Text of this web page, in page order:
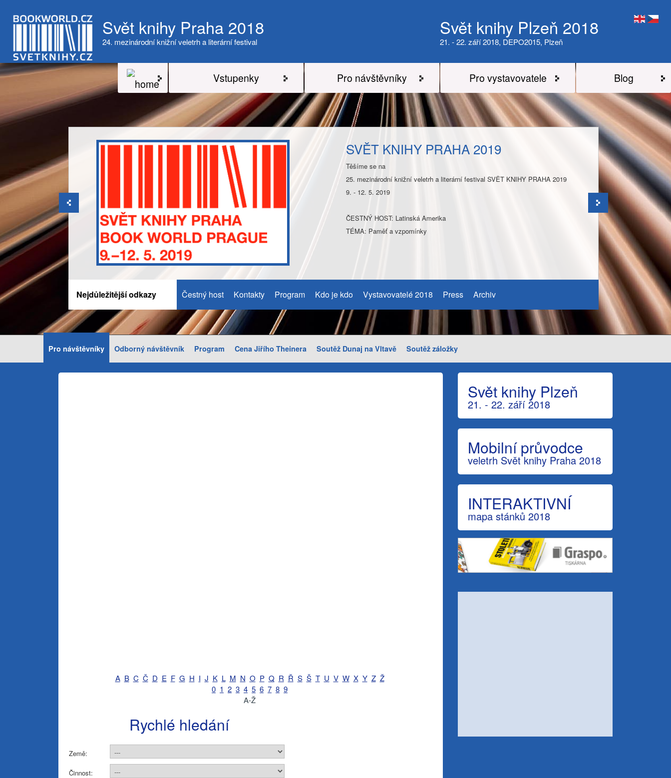
Svět knihy Praha 2018
24. mezinárodní knižní veletrh a literární festival
Svět knihy Plzeň 2018
21. - 22. září 2018, DEPO2015, Plzeň
Blog
Pro vystavovatele
Pro návštěvníky
Vstupenky
SVĚT KNIHY PRAHA 2019
Těšíme se na
25. mezinárodní knižní veletrh a literární festival SVĚT KNIHY PRAHA 2019
9. - 12. 5. 2019
ČESTNÝ HOST: Latinská Amerika
TÉMA: Paměť a vzpomínky
Nejdůležitější odkazy Čestný host Kontakty Program Kdo je kdo Vystavovatelé 2018 Press Archiv
Pro návštěvníky Odborný návštěvník Program Cena Jiřího Theinera Soutěž Dunaj na Vltavě Soutěž záložky
A B C Č D E F G H I J K L M N O P Q R Ř S Š T U V W X Y Z Ž
0 1 2 3 4 5 6 7 8 9
A-Ž
Rychlé hledání
Země:
Činnost:
Svět knihy Plzeň
21. - 22. září 2018
Mobilní průvodce
veletrh Svět knihy Praha 2018
INTERAKTIVNÍ
mapa stánků 2018